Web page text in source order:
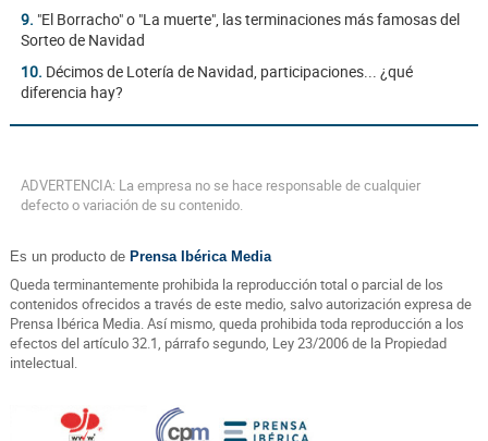
9. "El Borracho" o "La muerte", las terminaciones más famosas del
Sorteo de Navidad
10. Décimos de Lotería de Navidad, participaciones... ¿qué
diferencia hay?
ADVERTENCIA: La empresa no se hace responsable de cualquier
defecto o variación de su contenido.
Es un producto de Prensa Ibérica Media
Queda terminantemente prohibida la reproducción total o parcial de los
contenidos ofrecidos a través de este medio, salvo autorización expresa de
Prensa Ibérica Media. Así mismo, queda prohibida toda reproducción a los
efectos del artículo 32.1, párrafo segundo, Ley 23/2006 de la Propiedad
intelectual.